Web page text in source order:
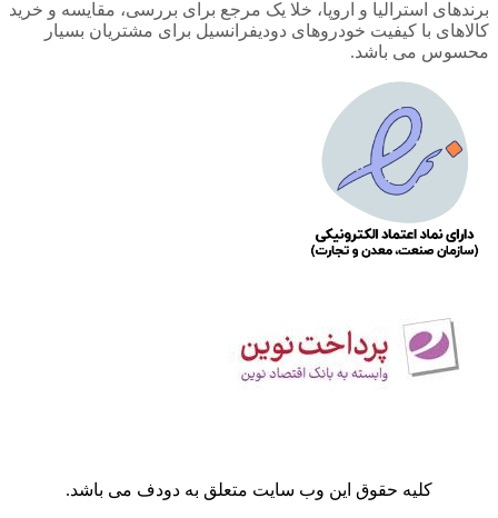
برندهای استرالیا و اروپا، خلا یک مرجع برای بررسی، مقایسه و خرید
کالاهای با کیفیت خودروهای دودیفرانسیل برای مشتریان بسیار
محسوس می باشد.
کلیه حقوق این وب سایت متعلق به دودف می باشد.